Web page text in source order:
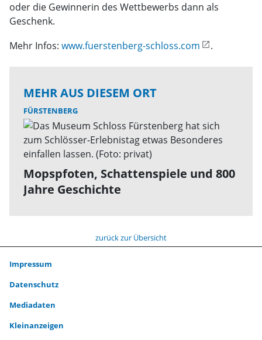
oder die Gewinnerin des Wettbewerbs dann als
Geschenk.
Mehr Infos: www.fuerstenberg-schloss.com .
MEHR AUS DIESEM ORT
FÜRSTENBERG
Mopspfoten, Schattenspiele und 800
Jahre Geschichte
zurück zur Übersicht
Impressum
Datenschutz
Mediadaten
Kleinanzeigen